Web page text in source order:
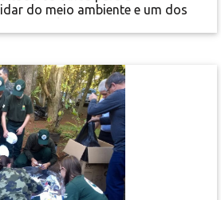
do meio ambiente e um dos
matéria em comemoração à
Rio de Janeiro que, além de
de resíduos eletroeletrônicos...